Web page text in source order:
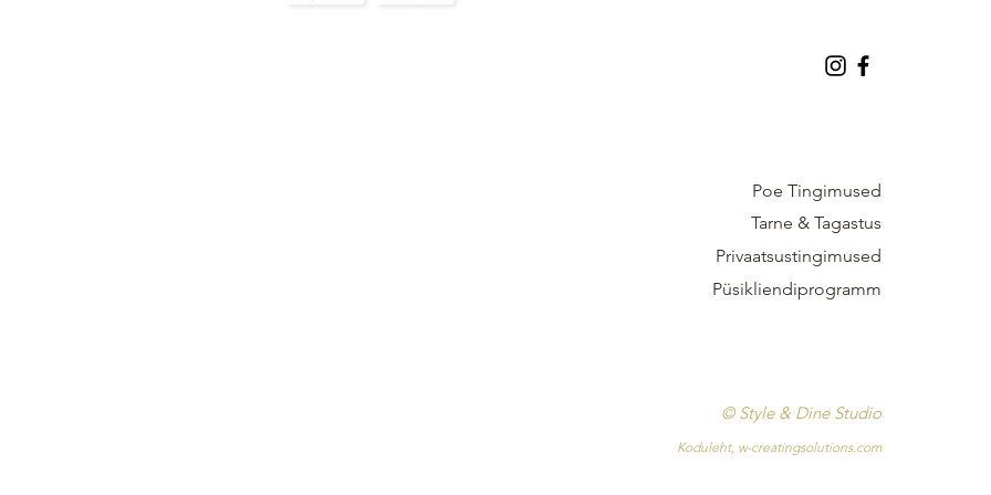
Poe Tingimused
Tarne & Tagastus
Privaatsustingimused
Püsikliendiprogramm
© Style & Dine Studio
Koduleht, w-creatingsolutions.com